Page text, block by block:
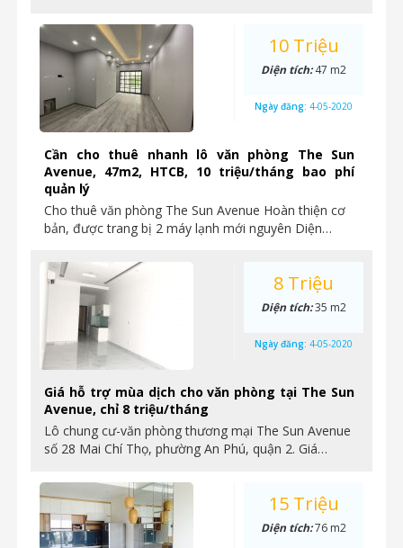
Cần cho thuê nhanh lô văn phòng The Sun
Avenue, 47m2, HTCB, 10 triệu/tháng bao phí
quản lý
Cho thuê văn phòng The Sun Avenue Hoàn thiện cơ
bản, được trang bị 2 máy lạnh mới nguyên Diện…
10 Triệu
Diện tích:47 m2
Ngày đăng: 4-05-2020
Giá hỗ trợ mùa dịch cho văn phòng tại The Sun
Avenue, chỉ 8 triệu/tháng
Lô chung cư-văn phòng thương mại The Sun Avenue
số 28 Mai Chí Thọ, phường An Phú, quận 2. Giá…
8 Triệu
Diện tích:35 m2
Ngày đăng: 4-05-2020
15 Triệu
Diện tích:76 m2